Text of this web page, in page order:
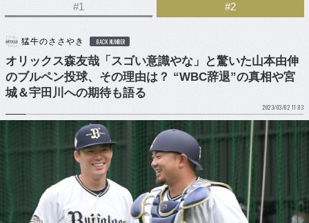
#1 #2
猛牛のささやき BACK NUMBER
オリックス森友哉「スゴい意識やな」と驚いた山本由伸
のブルペン投球、その理由は？ “WBC辞退”の真相や宮
城＆宇田川への期待も語る
2023/03/02 11:03